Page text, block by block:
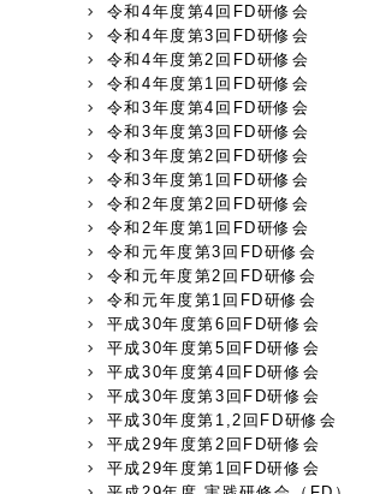
令和4年度第4回FD研修会
令和4年度第3回FD研修会
令和4年度第2回FD研修会
令和4年度第1回FD研修会
令和3年度第4回FD研修会
令和3年度第3回FD研修会
令和3年度第2回FD研修会
令和3年度第1回FD研修会
令和2年度第2回FD研修会
令和2年度第1回FD研修会
令和元年度第3回FD研修会
令和元年度第2回FD研修会
令和元年度第1回FD研修会
平成30年度第6回FD研修会
平成30年度第5回FD研修会
平成30年度第4回FD研修会
平成30年度第3回FD研修会
平成30年度第1,2回FD研修会
平成29年度第2回FD研修会
平成29年度第1回FD研修会